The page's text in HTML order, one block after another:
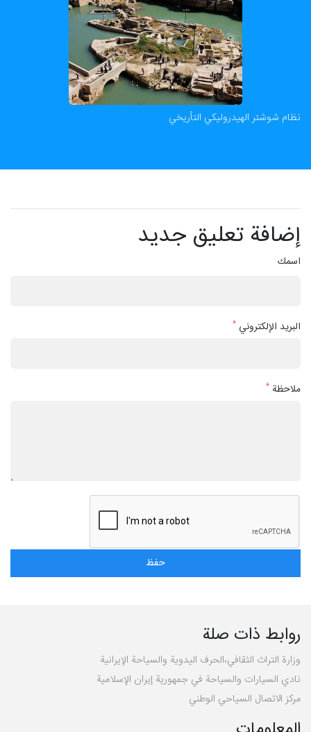
نظام شوشتر الهیدرولیکي التأریخي
إضافة تعليق جديد
اسمك
البريد الإلكتروني *
ملاحظة *
روابط ذات صلة
وزارة التراث الثقافي،الحرف اليدوية والسياحة الإيرانية
نادي السيارات والسياحة في جمهورية إيران الإسلامية
مركز الاتصال السياحي الوطني